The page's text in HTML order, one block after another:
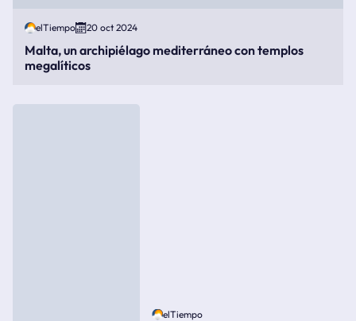
elTiempo 20 oct 2024
Malta, un archipiélago mediterráneo con templos
megalíticos
elTiempo